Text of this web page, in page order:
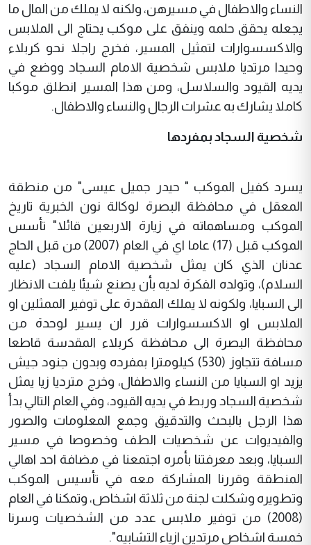
النساء والاطفال في مسيرهن، ولكنه لا يملك من المال ما
يجعله يحقق حلمه وينفق على موكب يحتاج الى الملابس
والاكسسوارات لتمثيل المسير، فخرج راجلا نحو كربلاء
وحيدا مرتديا ملابس شخصية الامام السجاد ووضع في
يديه القيود والسلاسل، ومن هذا المسير انطلق موكبا
كاملا يشارك به عشرات الرجال والنساء والاطفال.
شخصية السجاد بمفردها
يسرد كفيل الموكب " حيدر جميل عيسى" من منطقة
المعقل في محافظة البصرة لوكالة نون الخبرية تاريخ
الموكب ومساهماته في زيارة الاربعين قائلا" تأسس
الموكب قبل (17) عاما اي في العام (2007) من قبل الحاج
عدنان الذي كان يمثل شخصية الامام السجاد (عليه
السلام)، وتولده الفكرة لديه بأن يصنع شيئا يلفت الانظار
الى السبايا، ولكونه لا يملك المقدرة على توفير الممثلين او
الملابس او الاكسسوارات قرر ان يسير لوحدة من
محافظة البصرة الى محافظة كربلاء المقدسة قاطعا
مسافة تتجاوز (530) كيلومترا بمفرده وبدون جنود جيش
يزيد او السبايا من النساء والاطفال، وخرج مترديا زيا يمثل
شخصية السجاد وربط في يديه القيود، وفي العام التالي بدأ
هذا الرجل بالبحث والتدقيق وجمع المعلومات والصور
والفيديوات عن شخصيات الطف وخصوصا في مسير
السبايا، وبعد معرفتنا بأمره اجتمعنا في مضافة احد اهالي
المنطقة وقررنا المشاركة معه في تأسيس الموكب
وتطويره وشكلت لجنة من ثلاثة اشخاص، وتمكنا في العام
(2008) من توفير ملابس عدد من الشخصيات وسرنا
خمسة اشخاص مرتدين ازياء التشابيه".